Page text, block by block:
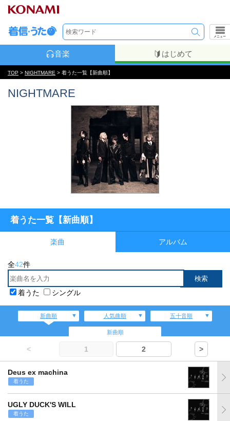
メニュー
音楽 はじめて
TOP > NIGHTMARE > 着うた一覧【新曲順】
NIGHTMARE
着うた一覧【新曲順】
楽曲 アルバム
全42件
着うた シングル
新曲順 人気曲順 五十音順
新曲順
< 1 2 >
Deus ex machina
着うた
UGLY DUCK'S WILL
着うた